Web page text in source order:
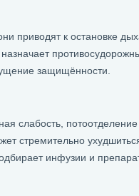
к остановке
защищённости.
слабость,
стремительно
инфузии и